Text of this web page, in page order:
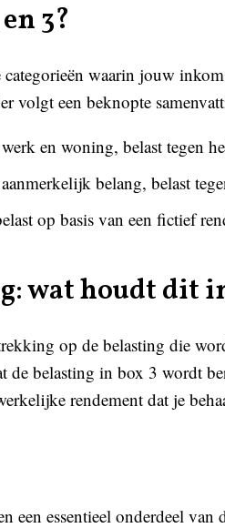
3?
waarin jouw
volgt een beknopte
en woning, belast tegen
belang, belast
op basis van een fictief
wat houdt dit
op de belasting die
de belasting in box 3 wordt
rendement dat je
een essentieel onderdeel